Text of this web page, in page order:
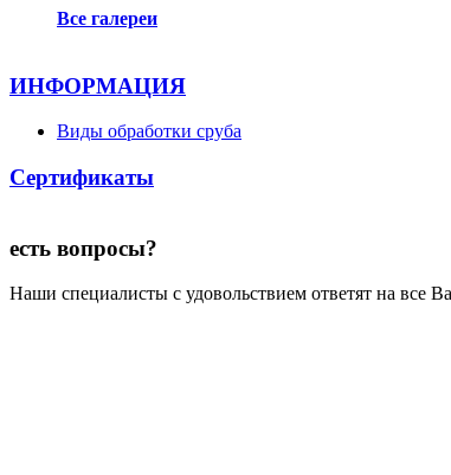
Все галереи
ИНФОРМАЦИЯ
Виды обработки сруба
Сертификаты
есть вопросы?
Наши специалисты с удовольствием ответят на все